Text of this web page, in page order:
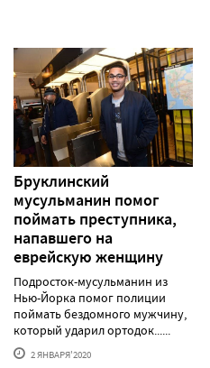
Бруклинский
мусульманин помог
поймать преступника,
напавшего на
еврейскую женщину
Подросток-мусульманин из
Нью-Йорка помог полиции
поймать бездомного мужчину,
который ударил ортодок......
2 ЯНВАРЯ'2020